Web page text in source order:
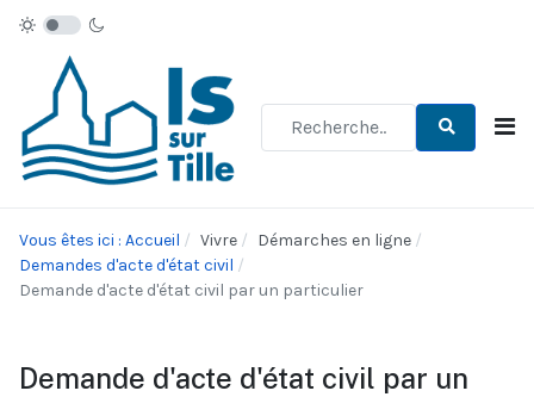
Vous êtes ici : Accueil Vivre
Démarches en ligne
Demandes d'acte d'état civil
Demande d'acte d'état civil par un particulier
Demande d'acte d'état civil par un